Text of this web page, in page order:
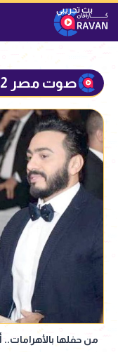
صوت مصر Page 2
من حفلها بالأهرامات..